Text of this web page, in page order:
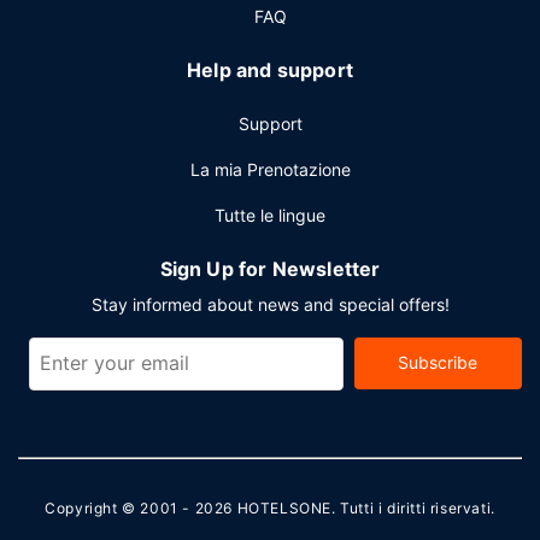
check-in veloce e check-out veloce. Stai pianificando un
evento a Lexington? Presso un hotel avrai a disposizione
e sale riunioni. Il un parcheggio (a pagamento) è
FAQ
Help and support
Support
La mia Prenotazione
Tutte le lingue
Sign Up for Newsletter
Stay informed about news and special offers!
Subscribe
Copyright © 2001 - 2026 HOTELSONE. Tutti i diritti riservati.